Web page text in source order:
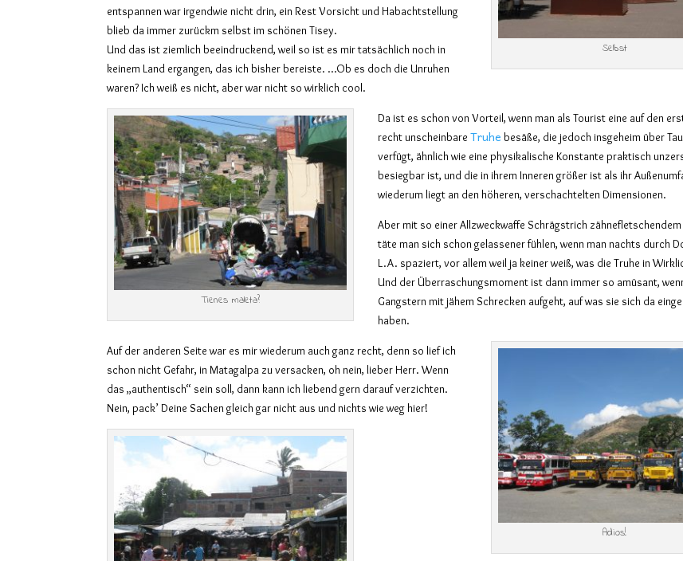
Selbst
entspannen war irgendwie nicht drin, ein Rest Vorsicht und Habachtstellung
blieb da immer zurückm selbst im schönen Tisey.
Und das ist ziemlich beeindruckend, weil so ist es mir tatsächlich noch in
keinem Land ergangen, das ich bisher bereiste. …Ob es doch die Unruhen
waren? Ich weiß es nicht, aber war nicht so wirklich cool.
Tienes maleta?
Da ist es schon von Vorteil, wenn man als Tourist eine auf den
recht unscheinbareTruhe besäße, die jedoch insgeheim über
verfügt, ähnlich wie eine physikalische Konstante praktisch
besiegbar ist, und die in ihrem Inneren größer ist als ihr
wiederum liegt an den höheren, verschachtelten Dimensionen.
Aber mit so einer Allzweckwaffe Schrägstrich
täte man sich schon gelassener fühlen, wenn man nachts durch
L.A. spaziert, vor allem weil ja keiner weiß, was die Truhe in
Und der Überraschungsmoment ist dann immer so amüsant,
Gangstern mit jähem Schrecken aufgeht, auf was sie sich da
haben.
Adios!
Auf der anderen Seite war es mir wiederum auch ganz recht, denn so lief ich
schon nicht Gefahr, in Matagalpa zu versacken, oh nein, lieber Herr. Wenn
das „authentisch“ sein soll, dann kann ich liebend gern darauf verzichten.
Nein, pack’ Deine Sachen gleich gar nicht aus und nichts wie weg hier!